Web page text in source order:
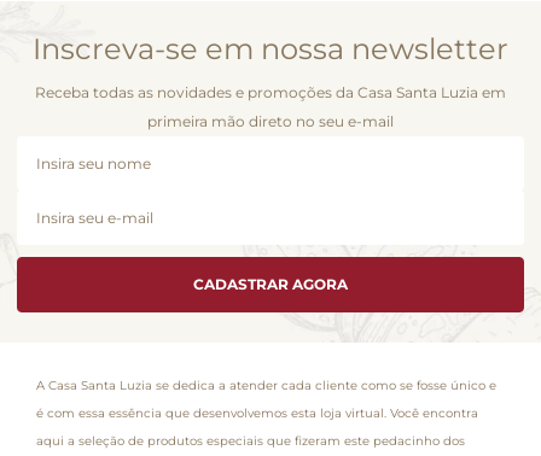
Inscreva-se em nossa newsletter
Receba todas as novidades e promoções da Casa Santa Luzia em
primeira mão direto no seu e-mail
CADASTRAR AGORA
A Casa Santa Luzia se dedica a atender cada cliente como se fosse único e
é com essa essência que desenvolvemos esta loja virtual. Você encontra
aqui a seleção de produtos especiais que fizeram este pedacinho dos